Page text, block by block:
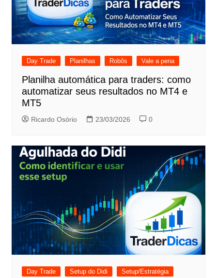
Day Trade Planilhas Robôs Vale a pena
Planilha automática para traders: como
automatizar seus resultados no MT4 e
MT5
Ricardo Osório 23/03/2026 0
Day Trade Setup do Didi Setup/Estratégia